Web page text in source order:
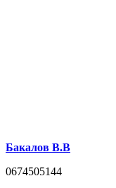
Бакалов В.В
0674505144